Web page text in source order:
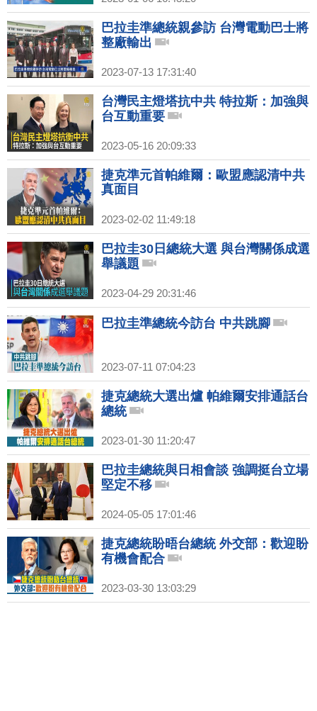
巴拉圭準總統親參訪 台灣電動巴士將
整廠輸出
2023-07-13 17:31:40
台灣民主燈塔抗中共 特拉斯：加強與
台互動重要
2023-05-16 20:09:33
捷克準元首帕維爾：歐盟應認清中共
真面目
2023-02-02 11:49:18
巴拉圭30日總統大選 與台灣關係成選
舉議題
2023-04-29 20:31:46
巴拉圭準總統今訪台 中共跳腳
2023-07-11 07:04:23
捷克總統大選出爐 帕維爾安排通話台
總統
2023-01-30 11:20:47
巴拉圭總統與日相會談 強調挺台立場
堅定不移
2024-05-05 17:01:46
捷克總統盼晤台總統 外交部：歡迎盼
有機會配合
2023-03-30 13:03:29